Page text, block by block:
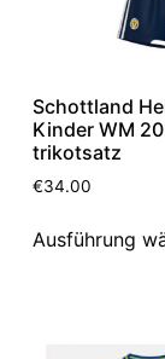
Schottland
Kinder WM
trikotsatz
€34.00
Ausführung